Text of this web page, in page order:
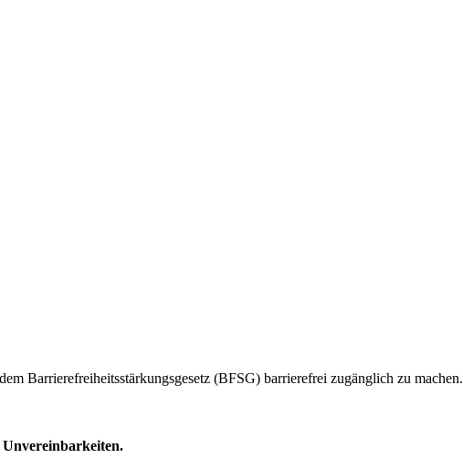
Barrierefreiheitsstärkungsgesetz (BFSG) barrierefrei zugänglich zu machen.
Unvereinbarkeiten.